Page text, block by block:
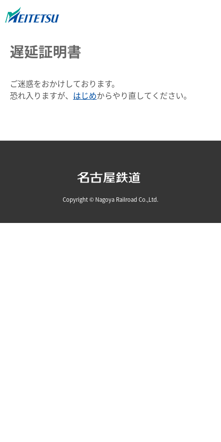
遅延証明書
ご迷惑をおかけしております。
恐れ入りますが、 はじめからやり直してください。
Copyright © Nagoya Railroad Co.,Ltd.